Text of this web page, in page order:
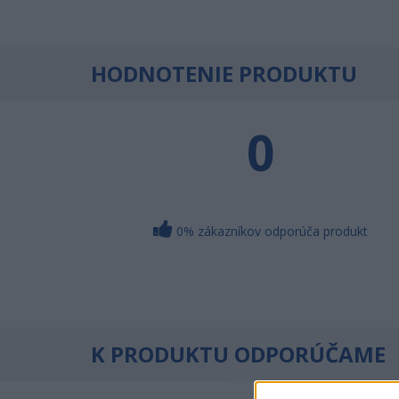
HODNOTENIE PRODUKTU
0
0% zákazníkov odporúča produkt
K PRODUKTU ODPORÚČAME